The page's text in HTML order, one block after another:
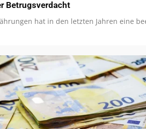
Betrugsverdacht
hat in den letzten Jahren eine